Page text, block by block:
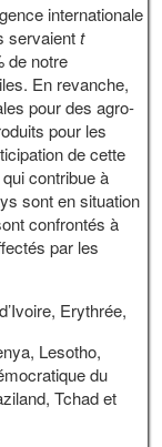
internationale
servaientt
de notre
En revanche,
pour des agro-
pour les
de cette
contribue à
sont en situation
confrontés à
par les
Erythrée,
Lesotho,
du
Tchad et